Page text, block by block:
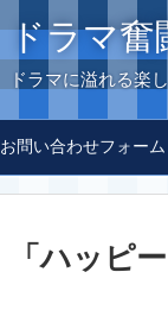
ドラマ奮
ドラマに溢れる楽
お問い合わせフォーム
「ハッピー